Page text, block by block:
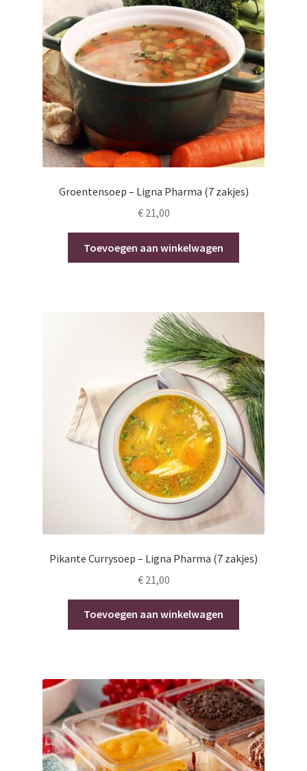
Groentensoep – Ligna Pharma (7 zakjes)
€21,00
Toevoegen aan winkelwagen
Pikante Currysoep – Ligna Pharma (7 zakjes)
€21,00
Toevoegen aan winkelwagen